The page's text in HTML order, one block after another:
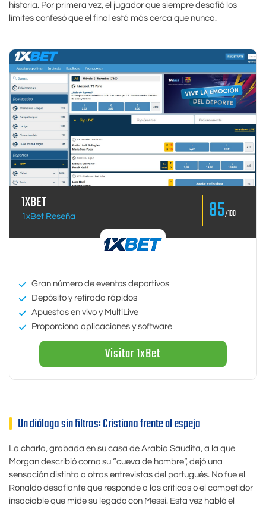
historia. Por primera vez, el jugador que siempre desafió los
límites confesó que el final está más cerca que nunca.
1XBET
1xBet Reseña 85/100
Gran número de eventos deportivos
Depósito y retirada rápidos
Apuestas en vivo y MultiLive
Proporciona aplicaciones y software
Visitar 1xBet
Un diálogo sin filtros: Cristiano frente al espejo
La charla, grabada en su casa de Arabia Saudita, a la que
Morgan describió como su “cueva de hombre”, dejó una
sensación distinta a otras entrevistas del portugués. No fue el
Ronaldo desafiante que responde a las críticas o el competidor
insaciable que mide su legado con Messi. Esta vez habló el